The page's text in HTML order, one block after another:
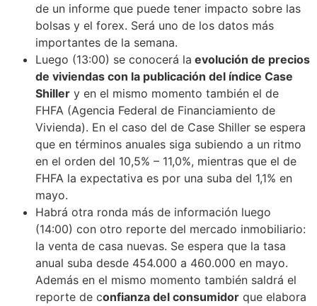
de un informe que puede tener impacto sobre las
bolsas y el forex. Será uno de los datos más
importantes de la semana.
Luego (13:00) se conocerá la evolución de precios
de viviendas con la publicación del índice Case
Shiller y en el mismo momento también el de
FHFA (Agencia Federal de Financiamiento de
Vivienda). En el caso del de Case Shiller se espera
que en términos anuales siga subiendo a un ritmo
en el orden del 10,5% – 11,0%, mientras que el de
FHFA la expectativa es por una suba del 1,1% en
mayo.
Habrá otra ronda más de información luego
(14:00) con otro reporte del mercado inmobiliario:
la venta de casa nuevas. Se espera que la tasa
anual suba desde 454.000 a 460.000 en mayo.
Además en el mismo momento también saldrá el
reporte de confianza del consumidor que elabora